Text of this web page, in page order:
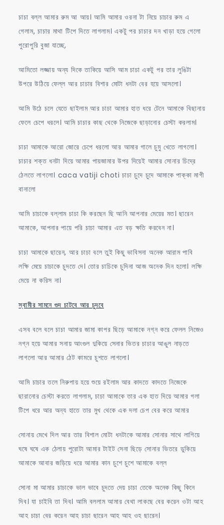
চাচা বল্ল আমার রুম আ আয়। আমি আমার ওরনা টা নিয়ে চাচার রুম এ
গেলাম, চাচার মাথা টিপে দিতে লাগলাম। একটু পর চাচার দন খাড়া হয়ে গেলো
পুরোপুরি বুজা যাচ্ছে,
আমিতো লজ্জায় অন্য দিকে তাকিয়ে আসি আম চাচা একটু পর তার লুঙিটা
উপরে উঠিয়ে ফেল্ল আর চাচার বিশার মোটা ধনটা বের হয়ে আসলো।
আমি উঠে চলে যেতে ছাইলাম আর চাচা আমার হাত ধরে টেনে আমাকে বিছানায়
ফেলে চেপে ধরলে। আমি চাচার কাছ থেকে নিজেকে ছাড়ানোর চেস্টা করলাম।
চাচা আমাকে আরো জোরে চেপে ধরলো আর আমার গালে চুমু খেতে লাগলো।
চাচার শক্ত ধনটা দিয়ে আমার পায়জামার উপর দিয়েই আমার সোনার চিদ্রে
ঠেলতে লাগলো। caca vatiji choti চাচা চুদে চুদে আমাকে পাক্কা মাগী
বানালো
আমি চাচাকে বল্লাম চাচা কি করছেন ছি আনি আপনার মেয়ের মত। ছারেন
আমাকে, আপনার পায়ে পরি চাচা আমার এত বড় ক্ষতি করবেন না।
চাচা আমাকে ছারেন, আর চাচা বলে তুই কিছু ভাবিসনা অনেক আরাম পাবি
লক্ষি মেয়ে চাচাকে চুদতে দে। তোর চাচিকে চুদিনা আজ অনেক দিন হলো। লক্ষি
মেয়ে না করিস না।
স্বামীর সামনে গুদ চাটবে আর চুদবে
এসব বলে বলে চাচা আমার জামা কাপর ছিড়ে আমাকে নগ্ন করে ফেলল নিজেও
নগ্ন হয়ে আমার সনায় আংগুল দুকিয়ে সেনার ভিতর চাচার আঙুল নাড়তে
লাগলো আর আমার ঠেট কামরে চুশতে লাগলো।
আমি চাচার তলে নিরুপায় হয়ে শুয়ে রইলাম আর কাদতে কাদতে নিজেকে
ছারানোর চেস্টা করতে লাগলাম, চাচা আমাকে তার এক হাত দিয়ে আমার গলা
টিপে ধরে আর অন্য হাতে তার মুখ থেকে এক দলা চেপ বের করে আমার
সোনায় মেখে দিল আর তার বিশাল মোটা ধনটাকে আমার সোনার সাথে লাগিয়ে
ঘষে ঘষে এক ঠেলায় পুরোটা আমার টাইট সেনা ছিড়ে সোনার ভিতরে ডুকিয়ে
আমাকে আবার জড়িয়ে ধরে আমার কান চুশে চুশে আমাকে বল্ল
সোনা মা আমার চাচাকে ভাল ভাবে চুদতে দেয় চাচা তেকে অনেক কিছু কিনে
দিব। যা চাইবি তা দিব। আমি বললাম আমার বেথা লাকছে বের করেন ওটা আহ
আহ চাচা বের করেন আহ চাচা ছারেন আহ আহ ওহ ছারেন।